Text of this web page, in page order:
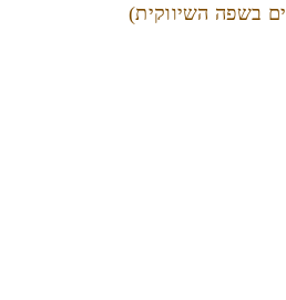
בשפה השיווקית)